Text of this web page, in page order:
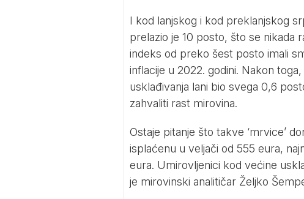
I kod lanjskog i kod preklanjskog
prelazio je 10 posto, što se nikada
indeks od preko šest posto imali
inflacije u 2022. godini. Nakon
usklađivanja lani bio svega 0,6
zahvaliti rast mirovina.
Ostaje pitanje što takve ‘mrvice’
isplaćenu u veljači od 555 eura,
eura. Umirovljenici kod većine
je mirovinski analitičar Željko